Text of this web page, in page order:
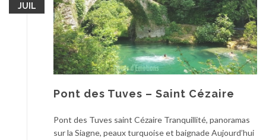
JUIL
Pont des Tuves – Saint Cézaire
Pont des Tuves saint Cézaire Tranquillité, panoramas
sur la Siagne, peaux turquoise et baignade Aujourd’hui